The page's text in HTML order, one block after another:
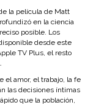
la película de Matt
en la ciencia
posible. Los
desde este
TV Plus, el resto
el amor, el trabajo, la fe
las decisiones íntimas
que la población,